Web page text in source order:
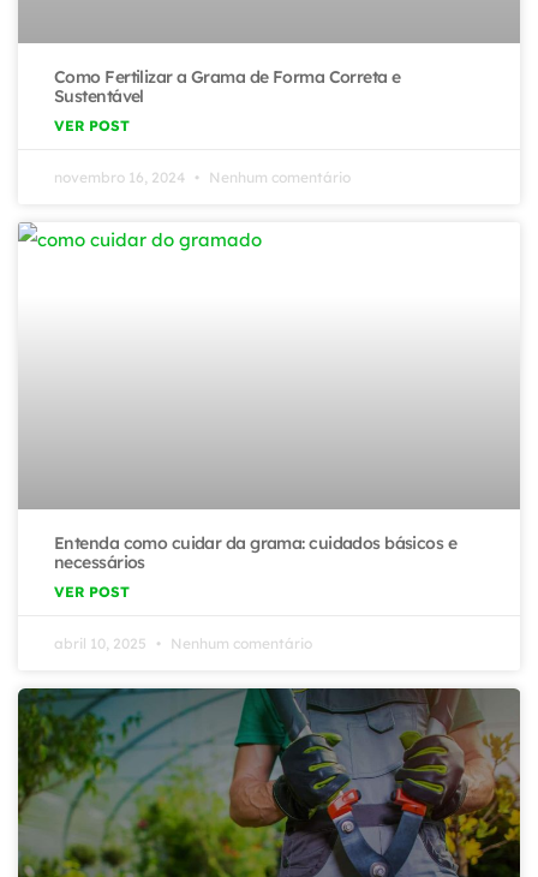
Como Fertilizar a Grama de Forma Correta e
Sustentável
VER POST
novembro 16, 2024 Nenhum comentário
Entenda como cuidar da grama: cuidados básicos e
necessários
VER POST
abril 10, 2025 Nenhum comentário